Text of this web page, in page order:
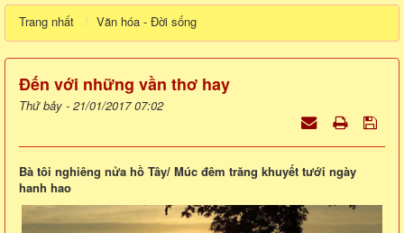
Trang nhất Văn hóa - Đời sống
Đến với những vần thơ hay
Thứ bảy - 21/01/2017 07:02
Bà tôi nghiêng nửa hồ Tây/ Múc đêm trăng khuyết tưới ngày
hanh hao